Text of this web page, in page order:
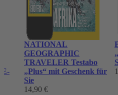
E-
NATIONAL
GEOGRAPHIC
TRAVELER Testabo
„Plus“ mit Geschenk für
Sie
14,90 €